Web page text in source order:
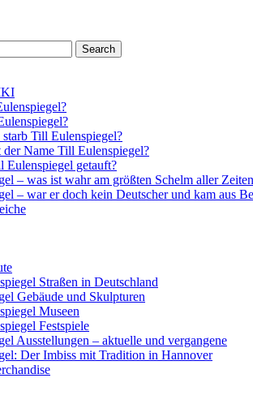
Search
Till Eulenspiegel?
Name Till Eulenspiegel?
Eulenspiegel getauft?
– was ist wahr am größten Schelm aller
– war er doch kein Deutscher und kam aus
Straßen in Deutschland
Gebäude und Skulpturen
Museen
Festspiele
Ausstellungen – aktuelle und vergangene
Der Imbiss mit Tradition in Hannover